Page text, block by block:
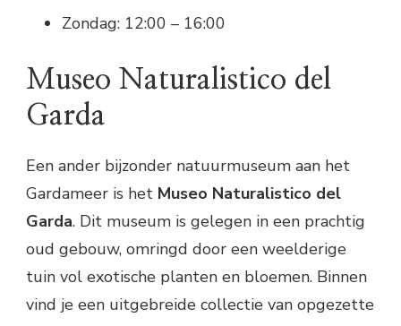
Zondag: 12:00 – 16:00
Museo Naturalistico del
Garda
Een ander bijzonder natuurmuseum aan het
Gardameer is het Museo Naturalistico del
Garda. Dit museum is gelegen in een prachtig
oud gebouw, omringd door een weelderige
tuin vol exotische planten en bloemen. Binnen
vind je een uitgebreide collectie van opgezette